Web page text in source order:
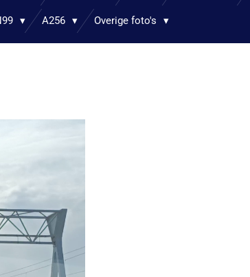
A256 Overige foto's